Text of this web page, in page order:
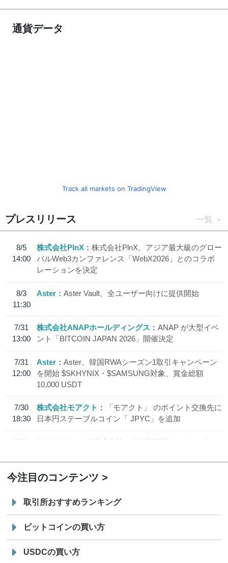
通貨データ
Track all markets on TradingView
プレスリリース 一覧
8/5
14:00
株式会社PlnX
株式会社PlnX、アジア最大級のグロー
バルWeb3カンファレンス「WebX2026」とのコラボ
レーションを決定
8/3
11:30
Aster Aster Vault、全ユーザー向けに提供開始
7/31
13:00
株式会社ANAPホールディングス
ANAP が大型イベ
ント「BITCOIN JAPAN 2026」開催決定
7/31
12:00
Aster
Aster、韓国RWAシーズン1取引キャンペーン
を開始 $SKHYNIX・$SAMSUNG対象、賞金総額
10,000 USDT
7/30
18:30
株式会社モアクト
「モアクト」 のポイント交換先に
日本円ステーブルコイン「 JPYC」を追加
7/29
SBI VCトレード株式会社
信託型円建てステーブル
今注目のコンテンツ
取引所おすすめランキング
ビットコインの買い方
USDCの買い方